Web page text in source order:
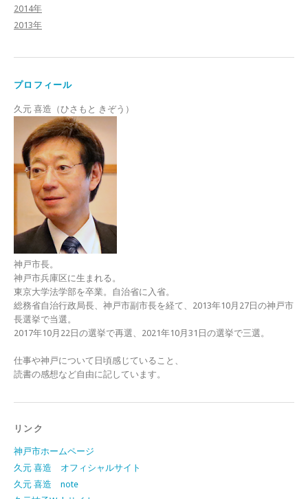
2014年
2013年
プロフィール
久元 喜造（ひさもと きぞう）
神戸市長。
神戸市兵庫区に生まれる。
東京大学法学部を卒業。自治省に入省。
総務省自治行政局長、神戸市副市長を経て、2013年10月27日の神戸市
長選挙で当選。
2017年10月22日の選挙で再選、2021年10月31日の選挙で三選。
仕事や神戸について日頃感じていること、
読書の感想など自由に記しています。
リンク
神戸市ホームページ
久元 喜造 オフィシャルサイト
久元 喜造 note